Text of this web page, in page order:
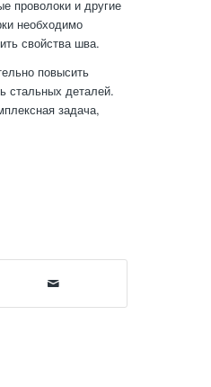
проволоки и другие
необходимо
свойства шва.
повысить
стальных деталей.
задача,